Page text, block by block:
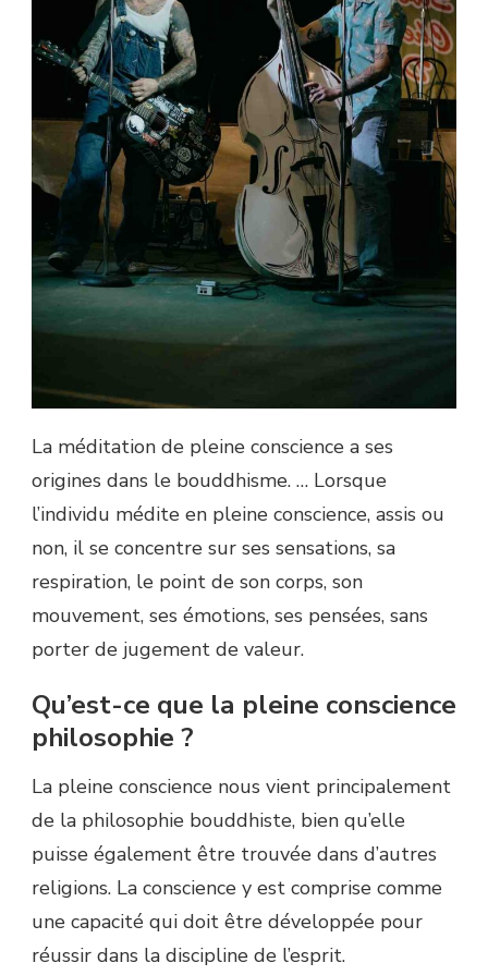
La méditation de pleine conscience a ses
origines dans le bouddhisme. … Lorsque
l’individu médite en pleine conscience, assis ou
non, il se concentre sur ses sensations, sa
respiration, le point de son corps, son
mouvement, ses émotions, ses pensées, sans
porter de jugement de valeur.
Qu’est-ce que la pleine conscience
philosophie ?
La pleine conscience nous vient principalement
de la philosophie bouddhiste, bien qu’elle
puisse également être trouvée dans d’autres
religions. La conscience y est comprise comme
une capacité qui doit être développée pour
réussir dans la discipline de l’esprit.